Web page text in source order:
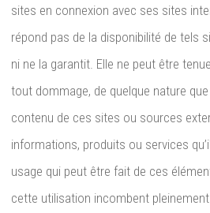
sites en connexion avec ses sites
répond pas de la disponibilité de tels
ni ne la garantit. Elle ne peut être
tout dommage, de quelque nature
contenu de ces sites ou sources
informations, produits ou services
usage qui peut être fait de ces
cette utilisation incombent